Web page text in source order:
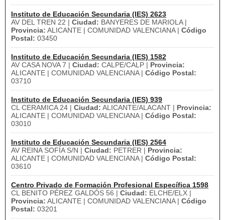
Instituto de Educación Secundaria (IES) 2623
AV DEL TREN 22 | Ciudad: BANYERES DE MARIOLA |
Provincia: ALICANTE | COMUNIDAD VALENCIANA | Código
Postal: 03450
Instituto de Educación Secundaria (IES) 1582
AV CASA NOVA 7 | Ciudad: CALPE/CALP | Provincia:
ALICANTE | COMUNIDAD VALENCIANA | Código Postal:
03710
Instituto de Educación Secundaria (IES) 939
CL CERAMICA 24 | Ciudad: ALICANTE/ALACANT | Provincia:
ALICANTE | COMUNIDAD VALENCIANA | Código Postal:
03010
Instituto de Educación Secundaria (IES) 2564
AV REINA SOFÍA S/N | Ciudad: PETRER | Provincia:
ALICANTE | COMUNIDAD VALENCIANA | Código Postal:
03610
Centro Privado de Formación Profesional Específica 1598
CL BENITO PÉREZ GALDÓS 56 | Ciudad: ELCHE/ELX |
Provincia: ALICANTE | COMUNIDAD VALENCIANA | Código
Postal: 03201